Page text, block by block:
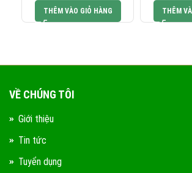
3.216.000 VNĐ.2.680.000 VNĐ.
THÊM VÀO GIỎ HÀNG THÊM
VỀ CHÚNG TÔI
Giới thiệu
Tin tức
Tuyển dụng